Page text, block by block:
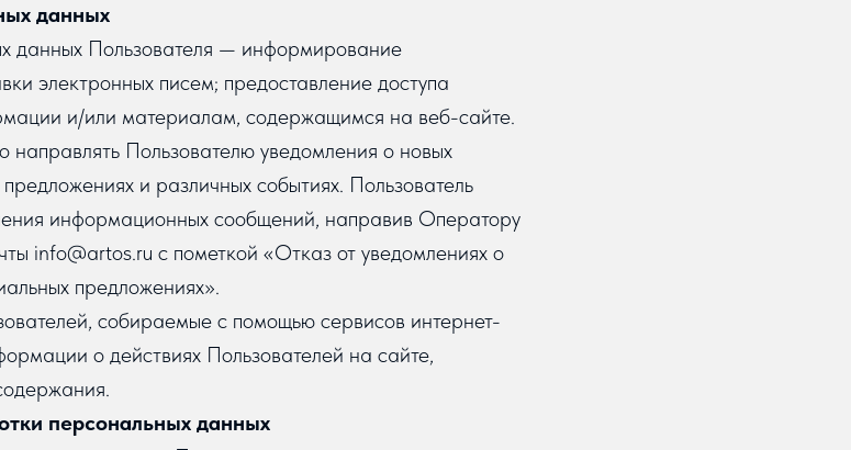
данных
данных Пользователя — информирование
электронных писем; предоставление доступа
и/или материалам, содержащимся на веб-сайте.
Пользователю уведомления о новых
предложениях и различных событиях. Пользователь
информационных сообщений, направив Оператору
info@artos.ru с пометкой «Отказ от уведомлениях о
предложениях».
собираемые с помощью сервисов интернет-
о действиях Пользователей на сайте,
персональных данных